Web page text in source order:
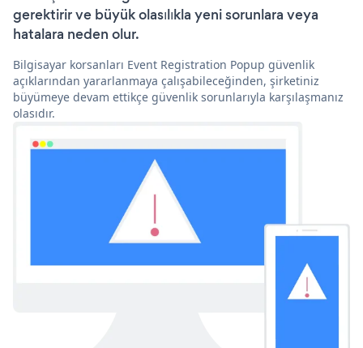
gerektirir ve büyük olasılıkla yeni sorunlara veya
hatalara neden olur.
Bilgisayar korsanları Event Registration Popup güvenlik
açıklarından yararlanmaya çalışabileceğinden, şirketiniz
büyümeye devam ettikçe güvenlik sorunlarıyla karşılaşmanız
olasıdır.